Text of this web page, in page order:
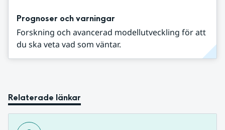
Prognoser och varningar
Forskning och avancerad modellutveckling för att
du ska veta vad som väntar.
Relaterade länkar